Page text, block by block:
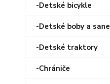
-Detské bicykle
-Detské boby a sane
-Detské traktory
-Chrániče